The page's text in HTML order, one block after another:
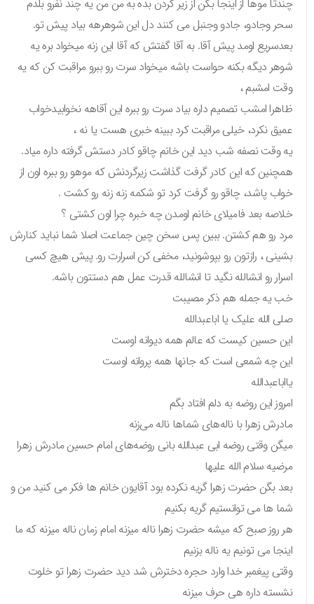
چندتا موها از اینجا بکن از زیر گردن بده به من من یه چند نفرو بلدم
سحر وجادو، جادو وجنبل می کنند دل این شوهرهه بیاد پیش تو.
بعدسریع اومد پیش آقا. به آقا گفتش که آقا این زنه میخواد بره یه
شوهر دیگه بکنه حواست باشه میخواد سرت رو ببرو مراقبت کن که یه
وقت امشبم ،
ظاهرا امشب تصمیم داره بیاد سرت رو ببره این آقاهه نخوابیدخواب
عمیق نکرد، خیلی مراقبت کرد ببینه خبری هست یا نه ،
یه وقت نصفه شب دید این خانم‌ چاقو کادر دستش گرفته داره میاد.
همچنین که این کادر گرفت گذاشت زیرگردنش که موهو رو ببره اون از
خواب پاشد، چاقو رو گرفت کرد تو شکمه زنه زنه رو کشت .
خلاصه بعد فامیلای خانم اومدن چه خبره چرا اون کشتی ؟
مرد رو هم کشتن. ببین پس سخن چین جماعت اصلا شما نباید کنارش
بشینی ، رازتون رو بپوشونید، مخفی کن اسرارت رو. پیش هیچ کسی
اسرار رو انشالله نگید تا انشالله قدرت عمل هم دستتون باشه.
خب یه جمله هم ذکر مصیبت
صلی الله علیک یا اباعبدالله
این حسین کیست که عالم همه دیوانه اوست
این چه شمعی است که جانها همه پروانه اوست
یااباعبدالله
امروز این روضه به دلم افتاد بگم
مادرش زهرا با ناله‌های شماها ناله می‌زنه
میگن وقتی روضه ابی عبدالله بانی روضه‌های امام حسین مادرش زهرا
مرضیه سلام الله علیها
بعد بگن حضرت زهرا گریه نکرده بود آقایون خانم ها فکر می کنید من و
شما ها می توانستیم گریه بکنیم
هر روز صبح که میشه حضرت زهرا ناله میزنه امام زمان ناله میزنه که ما
اینجا می تونیم یه ناله بزنیم
وقتی پیغمبر خدا وارد حجره دخترش شد دید حضرت زهرا تو خلوت
نشسته داره هی حرف میزنه